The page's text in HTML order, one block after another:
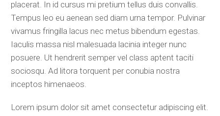
placerat. In id cursus mi pretium tellus duis convallis.
Tempus leo eu aenean sed diam urna tempor. Pulvinar
vivamus fringilla lacus nec metus bibendum egestas.
Iaculis massa nisl malesuada lacinia integer nunc
posuere. Ut hendrerit semper vel class aptent taciti
sociosqu. Ad litora torquent per conubia nostra
inceptos himenaeos.
Lorem ipsum dolor sit amet consectetur adipiscing elit.